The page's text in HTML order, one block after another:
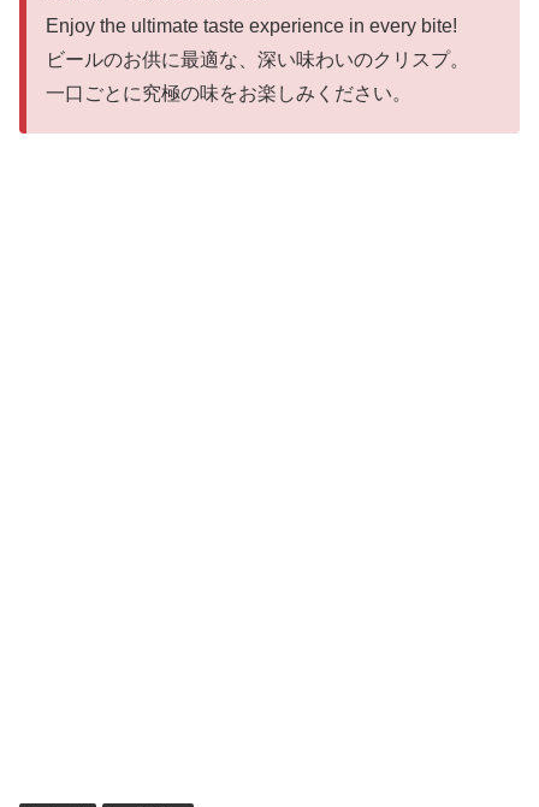
Enjoy the ultimate taste experience in every bite!
ビールのお供に最適な、深い味わいのクリスプ。
一口ごとに究極の味をお楽しみください。